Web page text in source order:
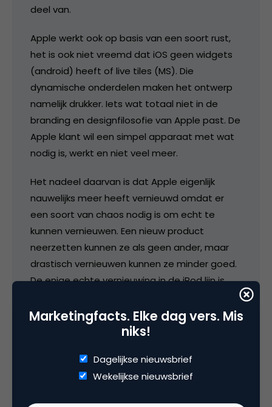
deel van.
Apple werkt ook op basis van een soort rust,
het is ook niet vreemd dat iOS geen widgets
(android) heeft of live tiles (MS). Die
dynamische onderdelen maken het ontwerp
namelijk drukker. Iets wat totaal niet in de
branding en designfilosofie van Apple past. De
Apple klant wil een simpel apparaat met wat
nodig is, werkt en niet veel meer.
Het nadeel daarvan is dat Apple eigenlijk
nauwelijks meer heeft vernieuwd omdat er
een soort van chaos nodig is om echt te
kunnen vernieuwen. Een nieuw product
neerzetten kunnen ze als geen ander, maar
drastisch vernieuwen kunnen ze minder goed.
De enige echte vernieuwing in de iPod lijn is
Wellicht dat Ive dat nu wel gaat doen door
afschuwelijk overdreven skeuomorphism
design (gebrek aan een beter woord).
Maar Apple zit een beetje vast in hun eigen
Marketingfacts. Elke dag vers. Mis
niks!
Dagelijkse nieuwsbrief
Wekelijkse nieuwsbrief